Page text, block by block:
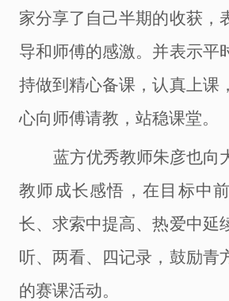
家分享了自己半期的收获，
导和师傅的感激。并表示平
持做到精心备课，认真上课
心向师傅请教，站稳课堂。
蓝方优秀教师朱彦也向
教师成长感悟，在目标中
长、求索中提高、热爱中延
听、两看、四记录，鼓励青
的赛课活动。